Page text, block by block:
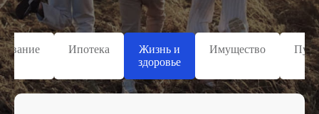
Ипотека
Жизнь и
здоровье
Имущество